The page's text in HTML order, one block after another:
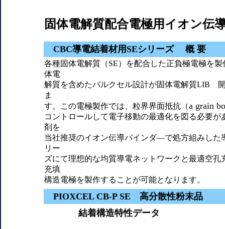
固体電解質配合電極用イオン伝
CBC導電結着材用SEシリーズ 概 要
各種固体電解質（SE）を配合した正負極電極を
体電
解質を含めたバルクセル設計が固体電解質LIB
ま
す。この電極製作では、粒界界面抵抗（a grain
コントロールして電子移動の最適化を図る必要が
剤を
当社推奨のイオン伝導バインダ―で処方組みした
リー
ズにて理想的な均質導電ネットワークと最適空孔
充填
構造電極を製作することが可能となります。
PIOXCEL CB-P SE 高分散性粉末品
結着構造特性データ